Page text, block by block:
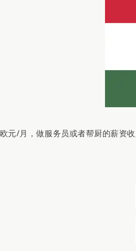
元/月，做服务员或者帮厨的薪资